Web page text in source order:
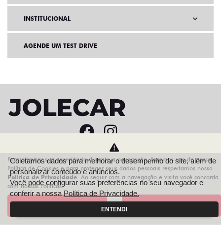
INSTITUCIONAL
AGENDE UM TEST DRIVE
VDP: Fiat Argo
Desacelere. Seu bem maior é a vida.
Para otimizar sua experiência durante a navegação, fazemos uso de nossa
Política de Cookies e para proteger seus dados pessoais respeitamos nossa
Política de Privacidade. Ao seguir com a navegação e visita você concorda
com nossas Políticas.
Coletamos dados para melhorar o desempenho do site, além de
personalizar conteúdo e anúncios.
Você pode configurar suas preferências no seu navegador e
conferir a nossaPolítica de Privacidade.
ENTENDI